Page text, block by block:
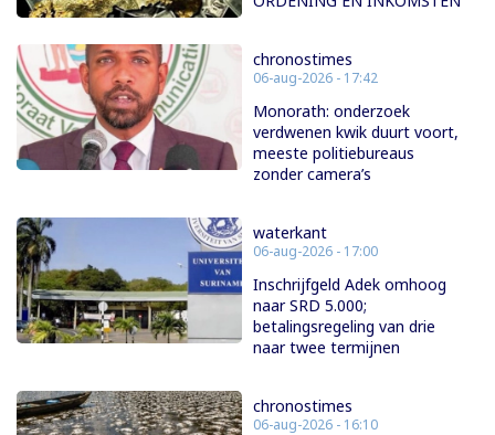
chronostimes
06-aug-2026 - 17:42
Monorath: onderzoek
verdwenen kwik duurt voort,
meeste politiebureaus
zonder camera’s
waterkant
06-aug-2026 - 17:00
Inschrijfgeld Adek omhoog
naar SRD 5.000;
betalingsregeling van drie
naar twee termijnen
chronostimes
06-aug-2026 - 16:10